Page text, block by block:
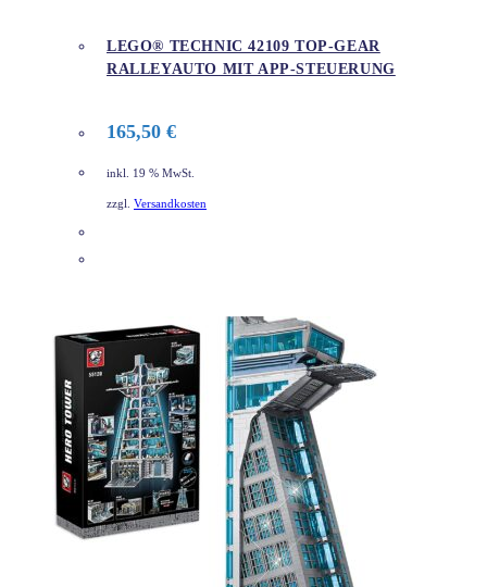
LEGO® TECHNIC 42109 TOP-GEAR
RALLEYAUTO MIT APP-STEUERUNG
165,50 €
inkl. 19 % MwSt.
zzgl. Versandkosten